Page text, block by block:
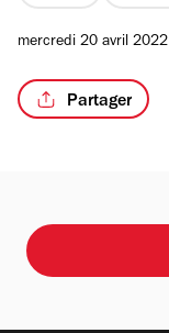
mercredi 20 avril 2022
Partager